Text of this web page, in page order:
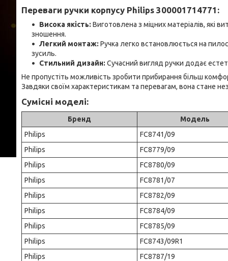
Переваги ручки корпусу Philips 300001714771:
Висока якість: Виготовлена з міцних матеріалів, які
зношення.
Легкий монтаж: Ручка легко встановлюється на
зусиль.
Стильний дизайн: Сучасний вигляд ручки додає
Не пропустіть можливість зробити прибирання більш
Завдяки своїм характеристикам та перевагам, вона стане
Сумісні моделі:
Бренд
Модель
Philips
FC8741/09
Philips
FC8779/09
Philips
FC8780/09
Philips
FC8781/07
Philips
FC8782/09
Philips
FC8784/09
Philips
FC8785/09
Philips
FC8743/09R1
Philips
FC8787/19